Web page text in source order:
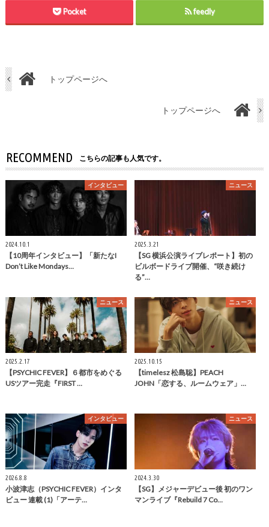
Pocket feedly
トップページへ
トップページへ
RECOMMEND こちらの記事も人気です。
インタビュー
2024.10.1
【10周年インタビュー】「新たなI
Don’t Like Mondays…
ニュース
2025.3.21
【SG 横浜公演ライブレポート】初の
ビルボードライブ開催、“咲き続け
る”…
ニュース
2025.2.17
【PSYCHIC FEVER】６都市をめぐる
USツアー完走『FIRST …
ニュース
2025.10.15
【timelesz 松島聡】PEACH
JOHN「恋する、ルームウェア」…
インタビュー
2026.8.8
小波津志（PSYCHIC FEVER）インタ
ビュー 連載 (1)「アーテ…
ニュース
2024.3.30
【SG】メジャーデビュー後 初のワン
マンライブ『Rebuild 7 Co…